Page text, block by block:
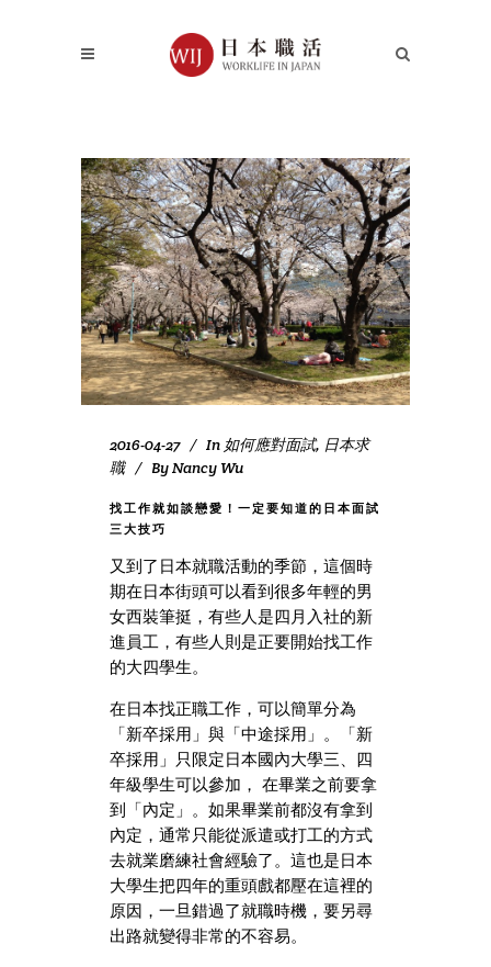
2016-04-27 In 如何應對面試, 日本求
職
ByNancy Wu
找工作就如談戀愛！一定要知道的日本面試
三大技巧
又到了日本就職活動的季節，這個時
期在日本街頭可以看到很多年輕的男
女西裝筆挺，有些人是四月入社的新
進員工，有些人則是正要開始找工作
的大四學生。
在日本找正職工作，可以簡單分為
「新卒採用」與「中途採用」。「新
卒採用」只限定日本國內大學三、四
年級學生可以參加， 在畢業之前要拿
到「內定」。如果畢業前都沒有拿到
內定，通常只能從派遣或打工的方式
去就業磨練社會經驗了。這也是日本
大學生把四年的重頭戲都壓在這裡的
原因，一旦錯過了就職時機，要另尋
出路就變得非常的不容易。